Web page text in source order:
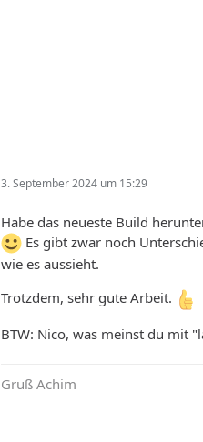
3. September 2024 um 15:29
Habe das neueste Build
Es gibt zwar noch
wie es aussieht.
Trotzdem, sehr gute Arbeit.
BTW: Nico, was meinst du mit
Gruß Achim